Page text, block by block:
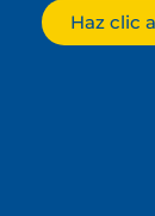
Haz clic